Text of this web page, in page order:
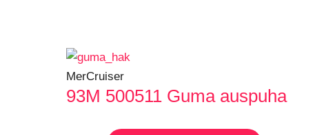
MerCruiser
93M 500511 Guma auspuha